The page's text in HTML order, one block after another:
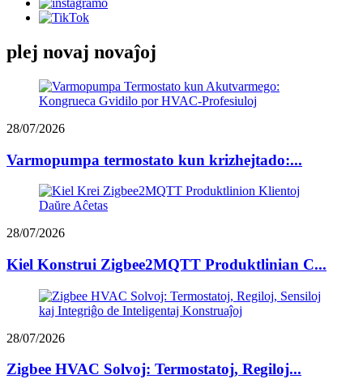
plej novaj novaĵoj
28/07/2026
Varmopumpa termostato kun krizhejtado:...
28/07/2026
Kiel Konstrui Zigbee2MQTT Produktlinian C...
28/07/2026
Zigbee HVAC Solvoj: Termostatoj, Regiloj...